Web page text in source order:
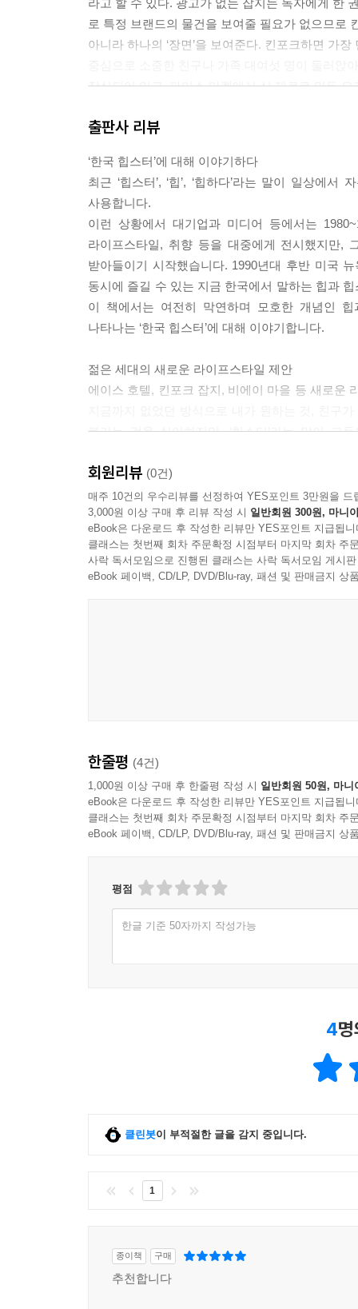
독립적이며, 자신의 확고한 라이프 스타일을 갖
살리는 것에 전력을 다하고 있는 일본의 힙스터
사람들이 잘 모르는 좋은 것들을 찾기 위해 노
다. --- p.111
저자는 책의 마지막에 이렇게 썼다. 그런 맥락에
리 없다.
로 특정 브랜드의 물건을 보여줄 필요가 없으므로
아니라 하나의 ‘장면’을 보여준다. 킨포크하면 가
장식되어 있고, 파머스 마켓에서 산 재료로 만든
서 사람들은 내가 즐기고 싶은 것들, 내가 추구하
것을 행하는 주체가 자신임을 깨달았고 누구든 그
사람들은 반응한 것이다. --- p.50
힙스터와 셀레브리티의 가장 큰 차이는 부의 유무
브랜드, 고급 수입 자동차, 고급 아파트나 맨션 등
반해 힙스터들이 SNS를 통해 보여주는 것은 책,
티와비교하면 사소하다. 그래서 힙스터들은 매일
램 대신 ‘글’만으로도 남과 다른 나의 취향을 내세
사람들은 그들이 이미 알고 있는 것과 다른 행동을
하거나, 기존의 규칙에서 벗어나는 행동을 하는 사
대가 보기엔 하찮을 수도 있다. 아니면 부러울 수
쩌면 우리의 생활을 바꿀 수도 있지 않을까 하는
힙스터들 덕분에 우리의 생활이 조금은 더 좋아졌
--- p.110
출판사 리뷰
‘한국 힙스터’에 대해 이야기하다
최근 ‘힙스터’, ‘힙’, ‘힙하다’라는 말이 일상에
사용합니다.
이런 상황에서 대기업과 미디어 등에서는
라이프스타일, 취향 등을 대중에게 전시했지만,
받아들이기 시작했습니다. 1990년대 후반 미국
동시에 즐길 수 있는 지금 한국에서 말하는 힙과
이 책에서는 여전히 막연하며 모호한 개념인 힙
나타나는 ‘한국 힙스터’에 대해 이야기합니다.
젊은 세대의 새로운 라이프스타일 제안
에이스 호텔, 킨포크 잡지, 비에이 마을 등 새로운
불리는 것을 싫어하지만, ‘힙스터’라는 말이
현재 한국에서 젊은이로 살아간다는 것
1980~1990년대 생인 현재 20~30대 젊은이들
부모세대와는 비교도 안 될 정도로 많은 것을 경
깨달았습니다. 부모 아래서 누렸던 것들을 직접
취향과 라이프스타일을 유지하기 위해 대량 소비
회원리뷰 (0건)
매주 10건의 우수리뷰를 선정하여 YES포인트 3만원을 드
3,000원 이상 구매 후 리뷰 작성 시 일반회원 300원, 마니
eBook은 다운로드 후 작성한 리뷰만 YES포인트 지급됩니
클래스는 첫번째 회차 주문확정 시점부터 마지막 회차 주
사락 독서모임으로 진행된 클래스는 사락 독서모임 게시
eBook 페이백, CD/LP, DVD/Blu-ray, 패션 및 판매금지 상
한줄평 (4건)
1,000원 이상 구매 후 한줄평 작성 시 일반회원 50원, 마니
eBook은 다운로드 후 작성한 리뷰만 YES포인트 지급됩니
클래스는 첫번째 회차 주문확정 시점부터 마지막 회차 주
eBook 페이백, CD/LP, DVD/Blu-ray, 패션 및 판매금지 상
평점
한글 기준 50자까지 작성가능
4
클린봇이 부적절한 글을 감지 중입니다.
1
종이책 구매
추천합니다